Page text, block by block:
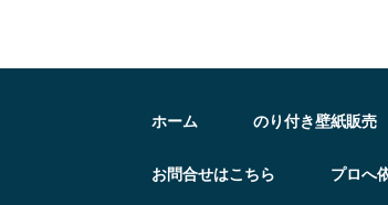
ホーム のり付き壁紙販売
お問合せはこちら プロへ